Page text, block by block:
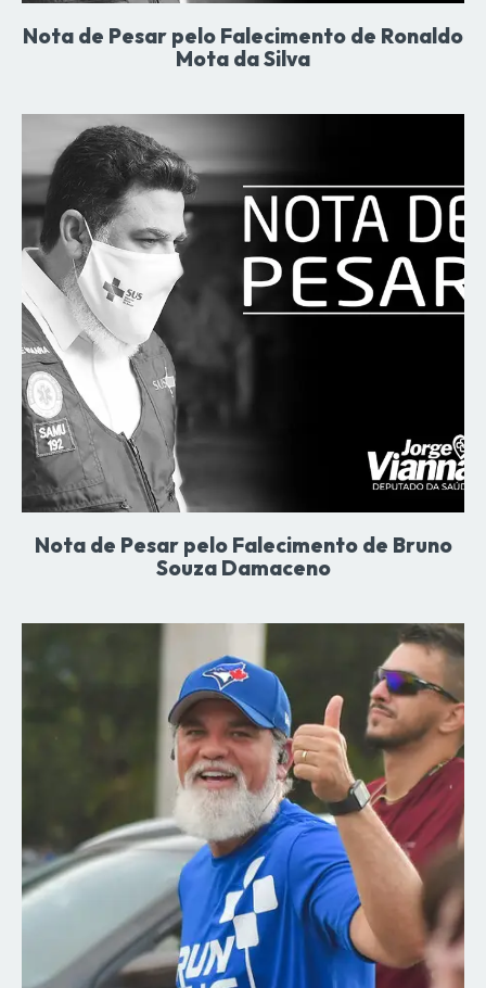
Nota de Pesar pelo Falecimento de Ronaldo
Mota da Silva
Nota de Pesar pelo Falecimento de Bruno
Souza Damaceno